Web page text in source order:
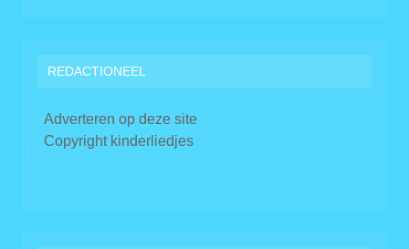
REDACTIONEEL
Adverteren op deze site
Copyright kinderliedjes